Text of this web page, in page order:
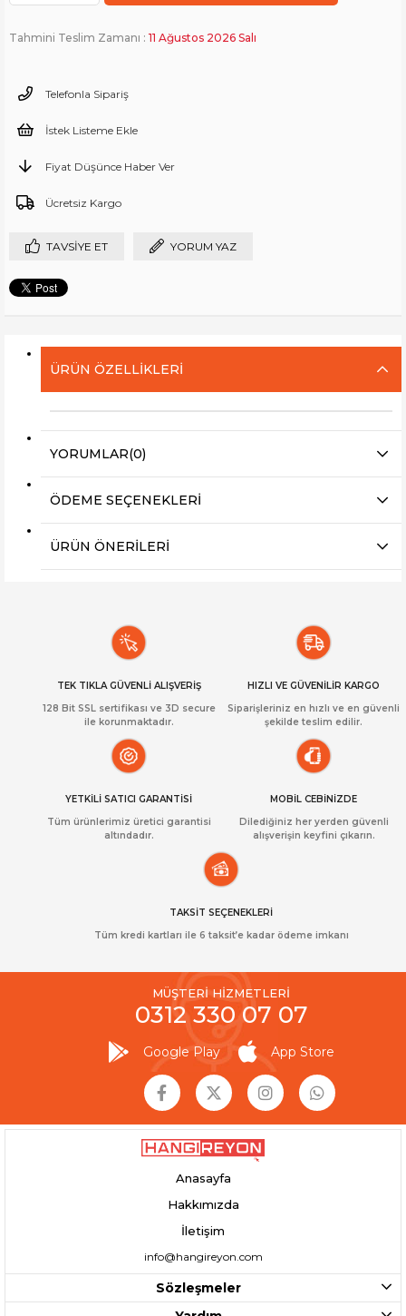
Tahmini Teslim Zamanı : 11 Ağustos 2026 Salı
Telefonla Sipariş
İstek Listeme Ekle
Fiyat Düşünce Haber Ver
Ücretsiz Kargo
TAVSIYE ET YORUM YAZ
ÜRÜN ÖZELLIKLERI
YORUMLAR(0)
ÖDEME SEÇENEKLERI
ÜRÜN ÖNERILERI
TEK TIKLA GÜVENLİ ALIŞVERİŞ
128 Bit SSL sertifikası ve 3D secure
ile korunmaktadır.
HIZLI VE GÜVENİLİR KARGO
Siparişleriniz en hızlı ve en güvenli
şekilde teslim edilir.
YETKİLİ SATICI GARANTİSİ
Tüm ürünlerimiz üretici garantisi
altındadır.
MOBİL CEBİNİZDE
Dilediğiniz her yerden güvenli
alışverişin keyfini çıkarın.
TAKSİT SEÇENEKLERİ
Tüm kredi kartları ile 6 taksit’e kadar ödeme imkanı
MÜŞTERİ HİZMETLERİ
0312 330 07 07
Google Play App Store
Anasayfa
Hakkımızda
İletişim
info@hangireyon.com
Sözleşmeler